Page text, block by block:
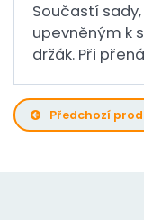
Součastí
upevněným k
držák. Při
Předchozí